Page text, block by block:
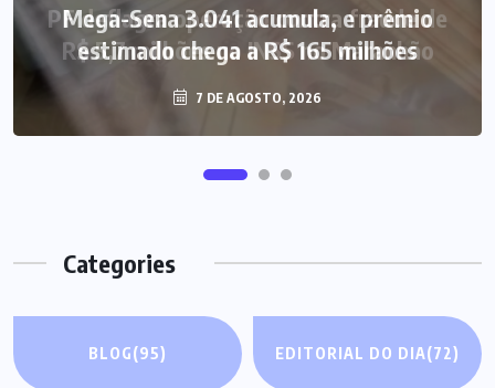
Mega-Sena 3.041 acumula, e prêmio
estimado chega a R$ 165 milhões
7 DE AGOSTO, 2026
Categories
BLOG(95) EDITORIAL DO DIA(72)